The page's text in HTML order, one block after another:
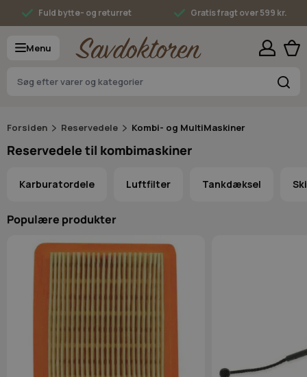
Skip to ContentFuld bytte- og returret Gratis fragt over 599 kr.
Menu
Forsiden Reservedele Kombi- og MultiMaskiner
Reservedele til kombimaskiner
Karburatordele Luftfilter Tankdæksel
Populære produkter